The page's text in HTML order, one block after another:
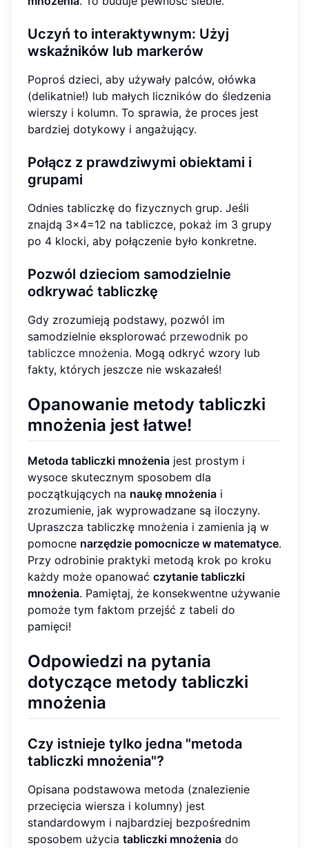
Uczyń to interaktywnym: Użyj
wskaźników lub markerów
Poproś dzieci, aby używały palców, ołówka
(delikatnie!) lub małych liczników do śledzenia
wierszy i kolumn. To sprawia, że proces jest
bardziej dotykowy i angażujący.
Połącz z prawdziwymi obiektami i
grupami
Odnies tabliczkę do fizycznych grup. Jeśli
znajdą 3x4=12 na tabliczce, pokaż im 3 grupy
po 4 klocki, aby połączenie było konkretne.
Pozwól dzieciom samodzielnie
odkrywać tabliczkę
Gdy zrozumieją podstawy, pozwól im
samodzielnie eksplorować przewodnik po
tabliczce mnożenia. Mogą odkryć wzory lub
fakty, których jeszcze nie wskazałeś!
Opanowanie metody tabliczki
mnożenia jest łatwe!
Metoda tabliczki mnożenia jest prostym i
wysoce skutecznym sposobem dla
początkujących na naukę mnożenia i
zrozumienie, jak wyprowadzane są iloczyny.
Upraszcza tabliczkę mnożenia i zamienia ją w
pomocne narzędzie pomocnicze w matematyce.
Przy odrobinie praktyki metodą krok po kroku
każdy może opanować czytanie tabliczki
mnożenia. Pamiętaj, że konsekwentne używanie
pomoże tym faktom przejść z tabeli do
pamięci!
Odpowiedzi na pytania
dotyczące metody tabliczki
mnożenia
Czy istnieje tylko jedna "metoda
tabliczki mnożenia"?
Opisana podstawowa metoda (znalezienie
przecięcia wiersza i kolumny) jest
standardowym i najbardziej bezpośrednim
sposobem użycia tabliczki mnożenia do